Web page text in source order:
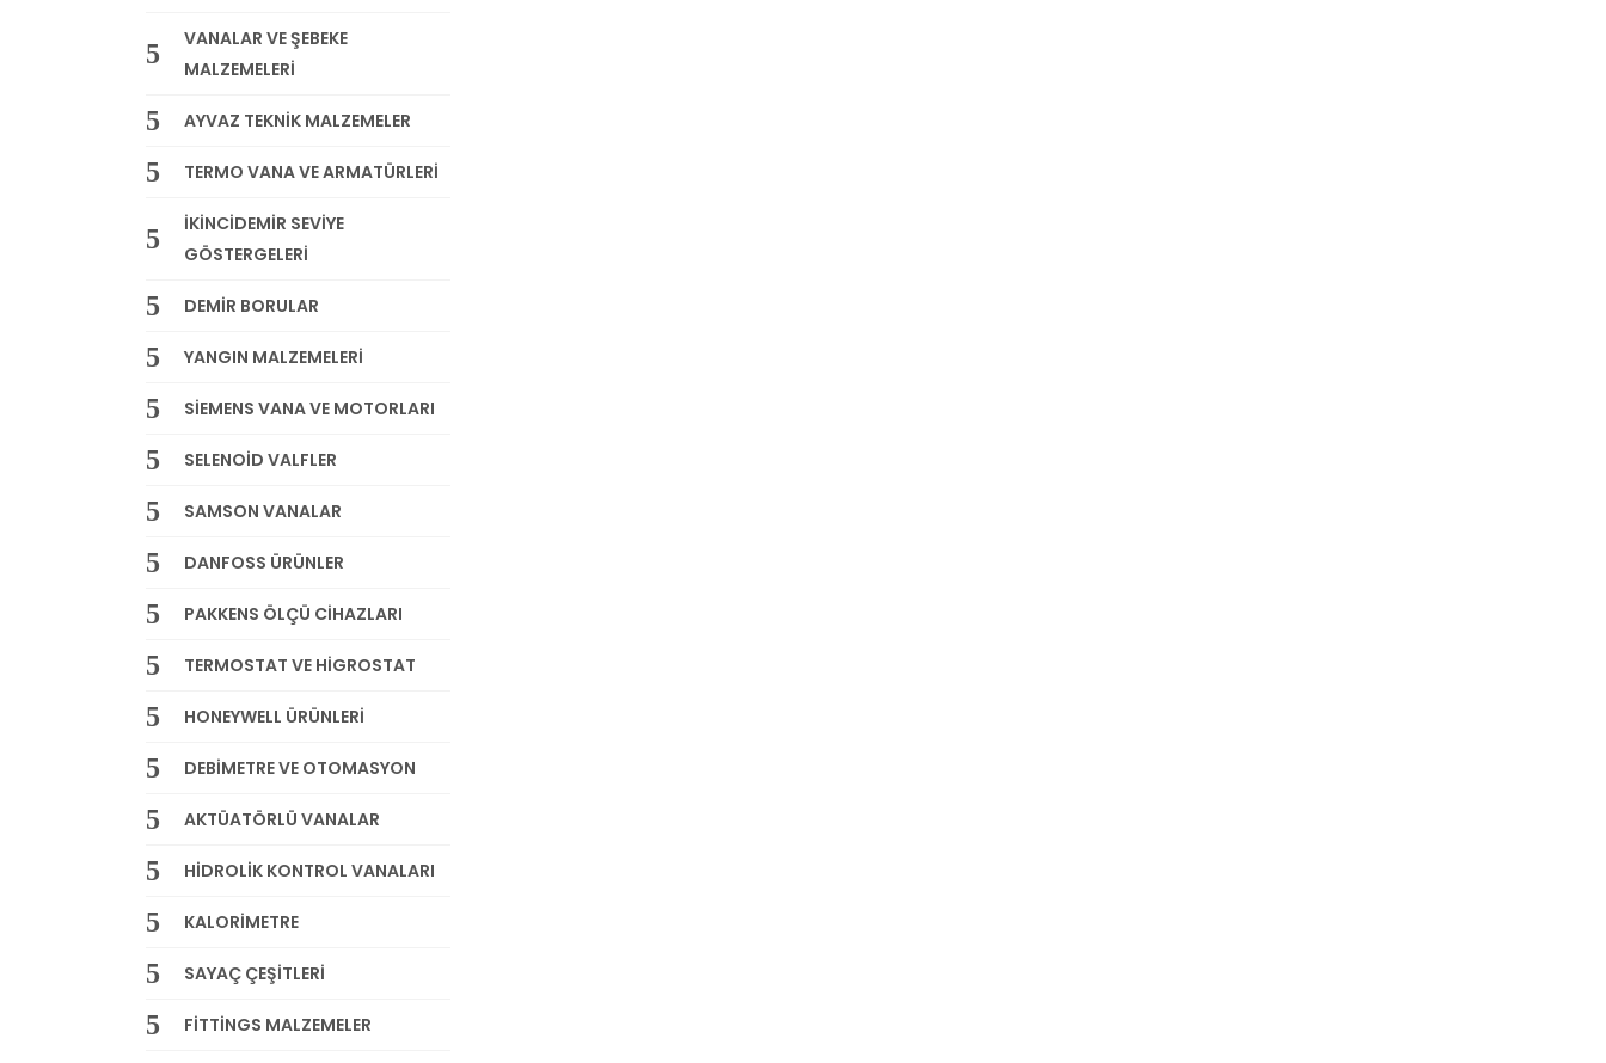
VANALAR VE ŞEBEKE
MALZEMELERİ
AYVAZ TEKNİK MALZEMELER
TERMO VANA VE ARMATÜRLERİ
İKİNCİDEMİR SEVİYE
GÖSTERGELERİ
DEMİR BORULAR
YANGIN MALZEMELERİ
SİEMENS VANA VE MOTORLARI
SELENOİD VALFLER
SAMSON VANALAR
DANFOSS ÜRÜNLER
PAKKENS ÖLÇÜ CİHAZLARI
TERMOSTAT VE HİGROSTAT
HONEYWELL ÜRÜNLERİ
DEBİMETRE VE OTOMASYON
AKTÜATÖRLÜ VANALAR
HİDROLİK KONTROL VANALARI
KALORİMETRE
SAYAÇ ÇEŞİTLERİ
FİTTİNGS MALZEMELER